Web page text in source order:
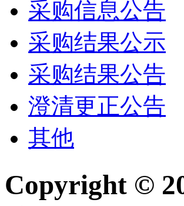
采购信息公告
采购结果公示
采购结果公告
澄清更正公告
其他
Copyright ©